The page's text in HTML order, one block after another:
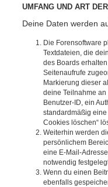
UMFANG UND ART
Deine Daten werden
Die Forensoftware
Textdateien, die
des Boards
Seitenaufrufe
Markierung dieser
deine Teilnahme
Benutzer-ID, ein
standardmäßig
Cookies löschen“
Weiterhin werden
persönlichem
eine E-Mail-
notwendig
Wenn du einen
ebenfalls